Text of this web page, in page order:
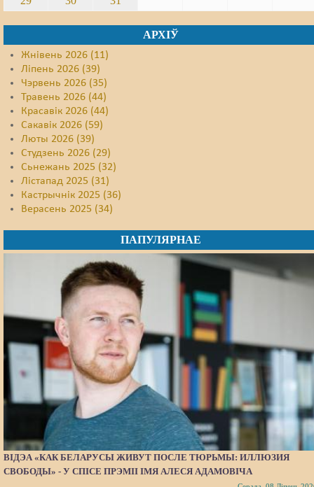
АРХІЎ
Жнівень 2026 (11)
Ліпень 2026 (39)
Чэрвень 2026 (35)
Травень 2026 (44)
Красавік 2026 (44)
Сакавік 2026 (59)
Люты 2026 (39)
Студзень 2026 (29)
Сьнежань 2025 (32)
Лістапад 2025 (31)
Кастрычнік 2025 (36)
Верасень 2025 (34)
ПАПУЛЯРНАЕ
ВІДЭА «КАК БЕЛАРУСЫ ЖИВУТ ПОСЛЕ ТЮРЬМЫ: ИЛЛЮЗИЯ
СВОБОДЫ» - У СПІСЕ ПРЭМІІ ІМЯ АЛЕСЯ АДАМОВІЧА